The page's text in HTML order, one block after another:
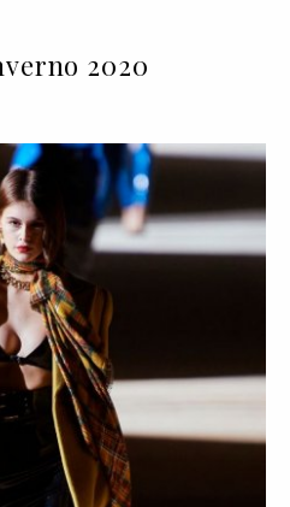
2020